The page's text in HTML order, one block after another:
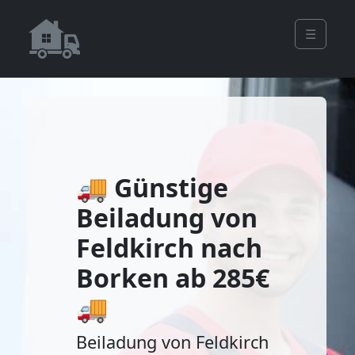
☰
🚚 Günstige
Beiladung von
Feldkirch nach
Borken ab 285€
🚚
Beiladung von Feldkirch